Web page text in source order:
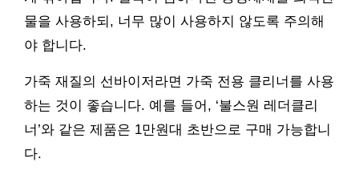
물을 사용하되, 너무 많이 사용하지 않도록 주의해
야 합니다.
가죽 재질의 선바이저라면 가죽 전용 클리너를 사용
하는 것이 좋습니다. 예를 들어, ‘불스원 레더클리
너’와 같은 제품은 1만원대 초반으로 구매 가능합니
다.